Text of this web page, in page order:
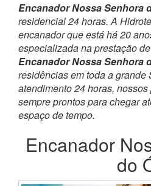
Encanador Nossa Senhora
residencial 24 horas. A
encanador que está há 20
especializada na prestação
Encanador Nossa Senhora
residências em toda a grande
atendimento 24 horas,
sempre prontos para chegar
espaço de tempo.
Encanador
do